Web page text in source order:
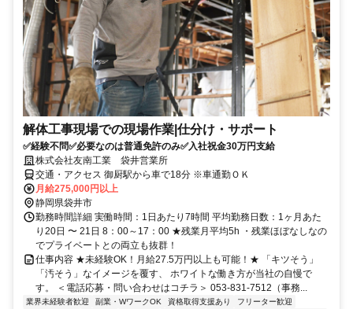
解体工事現場での現場作業|仕分け・サポート
✅経験不問✅必要なのは普通免許のみ✅入社祝金30万円支給
株式会社友南工業 袋井営業所
交通・アクセス 御厨駅から車で18分 ※車通勤ＯＫ
月給275,000円以上
静岡県袋井市
勤務時間詳細 実働時間：1日あたり7時間 平均勤務日数：1ヶ月あた
り20日 〜 21日 8：00～17：00 ★残業月平均5h ・残業ほぼなしなの
でプライベートとの両立も抜群！
仕事内容 ★未経験OK！月給27.5万円以上も可能！★ 「キツそう」
「汚そう」なイメージを覆す、 ホワイトな働き方が当社の自慢で
す。 ＜電話応募・問い合わせはコチラ＞ 053-831-7512（事務...
業界未経験者歓迎 副業・WワークOK 資格取得支援あり
フリーター歓迎